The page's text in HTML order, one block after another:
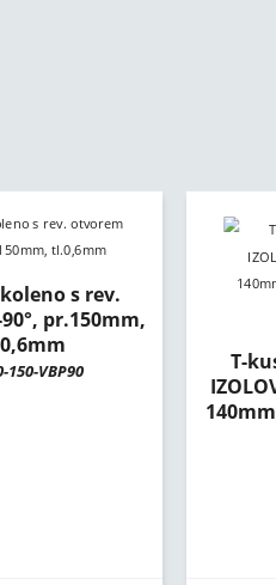
s rev.
pr.150mm,
150-VBP90
T-